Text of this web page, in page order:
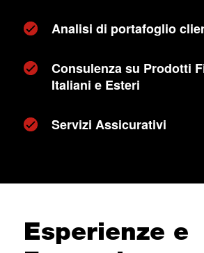
Analisi di portafoglio
Consulenza su Prodotti
Italiani e Esteri
Servizi Assicurativi
Esperienze e